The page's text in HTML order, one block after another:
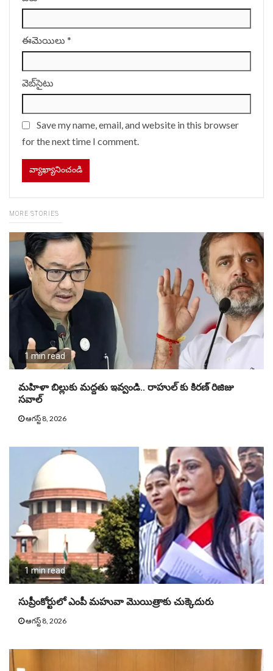
ఈమెయిలు *
వెబ్‌సైటు
Save my name, email, and website in this browser
for the next time I comment.
MORE STORIES
1 min read
మహిళా బిల్లుకు మద్దతు ఇవ్వండి.. రాహుల్ కు కిరణ్ రిజిజు
సవాల్
ఆగస్ట్ 8, 2026
1 min read
సుప్రీంకోర్టులో ఎంపీ మహువా మొయిత్రాకు చుక్కెదురు
ఆగస్ట్ 8, 2026